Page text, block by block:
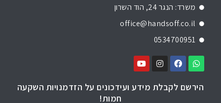
משרד: הנגר 24, הוד השרון
office@handsoff.co.il
0534700951
הירשם לקבלת מידע ועידכונים על הזדמנויות השקעה
חמות!